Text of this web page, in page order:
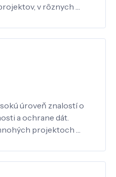
v rôznych …
úroveň znalostí o
a ochrane dát.
projektoch …